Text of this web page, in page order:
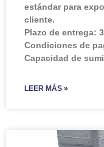
estándar para
cliente.
Plazo de entrega:
Condiciones de
Capacidad de
LEER MÁS »